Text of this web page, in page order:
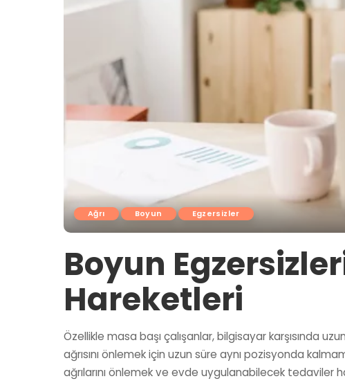
Ağrı Boyun Egzersizler
Boyun
Hareketleri
Özellikle masa başı çalışanlar, bilgisayar karşısında
ağrısını önlemek için uzun süre aynı pozisyonda
ağrılarını önlemek ve evde uygulanabilecek tedaviler